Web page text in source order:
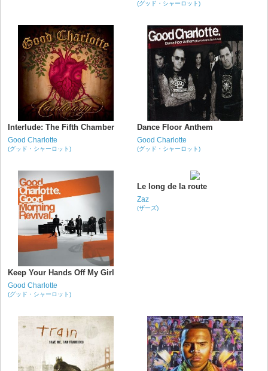
(グッド・シャーロット)
Interlude: The Fifth Chamber
Good Charlotte
(グッド・シャーロット)
Dance Floor Anthem
Good Charlotte
(グッド・シャーロット)
Keep Your Hands Off My Girl
Good Charlotte
(グッド・シャーロット)
Le long de la route
Zaz
(ザーズ)